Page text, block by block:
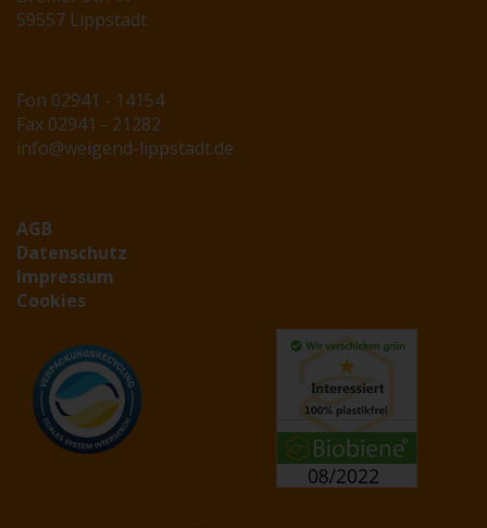
59557 Lippstadt
Fon 02941 - 14154
Fax 02941 - 21282
info@weigend-lippstadt.de
AGB
Datenschutz
Impressum
Cookies